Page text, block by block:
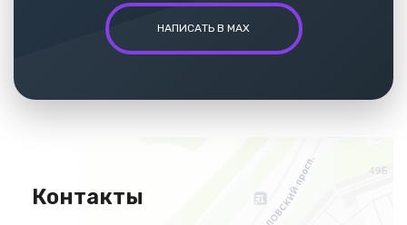
НАПИСАТЬ В MAX
Контакты